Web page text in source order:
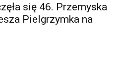
się 46. Przemyska
Pielgrzymka na